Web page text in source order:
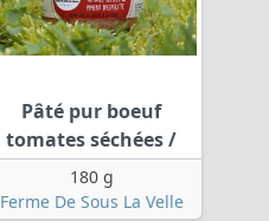
Pâté pur boeuf
tomates séchées /
180 g
Ferme De Sous La Velle